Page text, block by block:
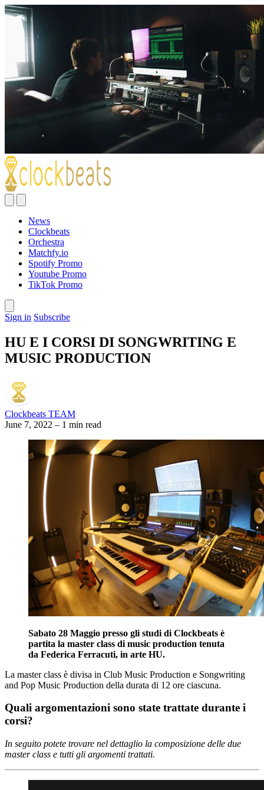
News
Clockbeats
Orchestra
Matchfy.io
Spotify Promo
Youtube Promo
TikTok Promo
Sign in Subscribe
HU E I CORSI DI SONGWRITING E
MUSIC PRODUCTION
Clockbeats TEAM
June 7, 2022 – 1 min read
Sabato 28 Maggio presso gli studi di Clockbeats è
partita la master class di music production tenuta
da Federica Ferracuti, in arte HU.
La master class è divisa in Club Music Production e Songwriting
and Pop Music Production della durata di 12 ore ciascuna.
Quali argomentazioni sono state trattate durante i
corsi?
In seguito potete trovare nel dettaglio la composizione delle due
master class e tutti gli argomenti trattati.